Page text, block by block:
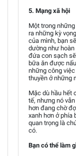
5. Mạng xã hội
Một trong
ra những kỳ
của mình, bạn
dường như hoàn
đứa con sạch
bữa ăn được
những công
thuyền ở những
Mặc dù hầu hết
tế, nhưng nó
hơn đang chờ
xanh hơn ở phía
quan trọng là
có.
Bạn có thể làm